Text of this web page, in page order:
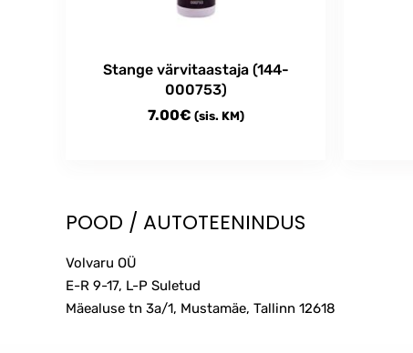
Stange värvitaastaja (144-
000753)
7.00€ (sis. KM)
POOD / AUTOTEENINDUS
Volvaru OÜ
E-R 9-17, L-P Suletud
Mäealuse tn 3a/1, Mustamäe, Tallinn 12618